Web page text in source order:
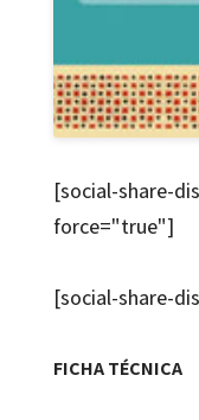
[social-share-
force="true"]
[social-share-
FICHA TÉCNICA